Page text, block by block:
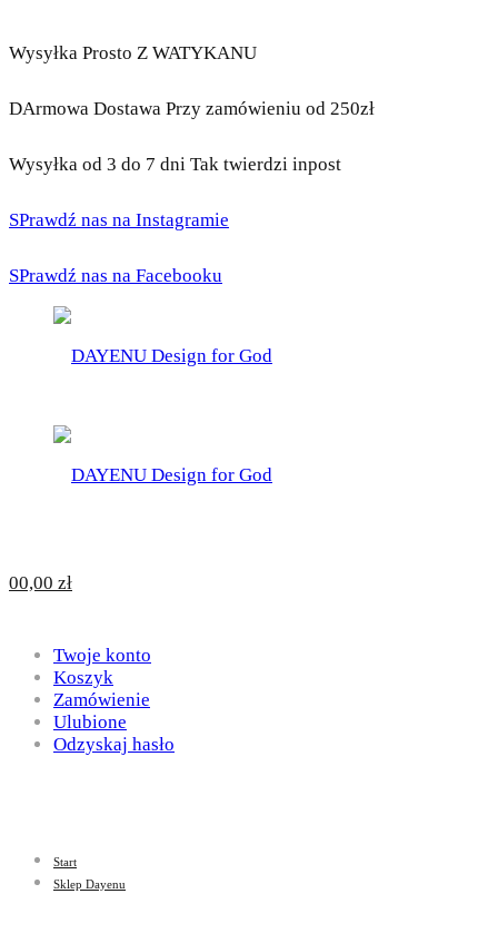
Wysyłka Prosto Z WATYKANU
DArmowa Dostawa Przy zamówieniu od 250zł
Wysyłka od 3 do 7 dni Tak twierdzi inpost
SPrawdź nas na Instagramie
SPrawdź nas na Facebooku
for
God
DAYENU
Design
God
00,00 zł
Twoje konto
Koszyk
Zamówienie
Ulubione
Odzyskaj hasło
Start
Sklep Dayenu